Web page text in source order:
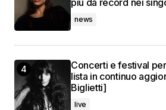
più da record nei
news
Concerti e festival
lista in continuo
Biglietti]
live